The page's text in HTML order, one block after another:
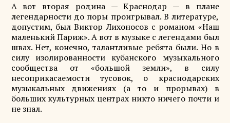
А вот вторая родина — Краснодар — в плане
легендарности до поры проигрывал. В литературе,
допустим, был Виктор Лихоносов с романом «Наш
маленький Париж». А вот в музыке с легендами был
швах. Нет, конечно, талантливые ребята были. Но в
силу изолированности кубанского музыкального
сообщества от «большой земли», в силу
несоприкасаемости тусовок, о краснодарских
музыкальных движениях (а то и прорывах) в
больших культурных центрах никто ничего почти и
не знал.